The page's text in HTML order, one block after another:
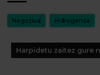
Negozioa Hidrogenoa
Harpidetu zaitez gure